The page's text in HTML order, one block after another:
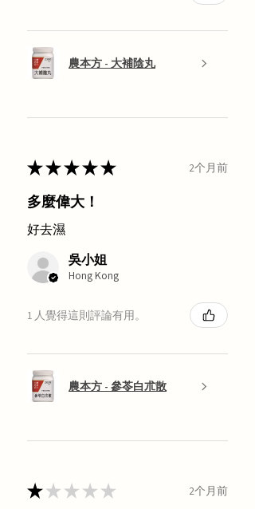
農本方 - 大補陰丸
★★★★★ 2个月前
多麼偉大！
好去濕
吳小姐
Hong Kong
1 人覺得這則評論有用。
農本方 - 參苓白朮散
★★★★★ 2个月前